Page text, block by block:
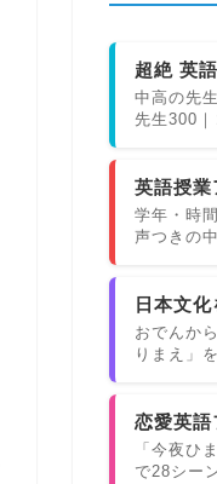
超絶 英
中高の先
先生300
英語授業
学年・時
声つきの
日本文
おでんか
りまえ」
恋愛英語
「今夜ひ
で28シー